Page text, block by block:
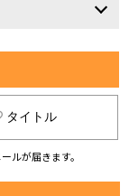
タイトル
ルが届きます。